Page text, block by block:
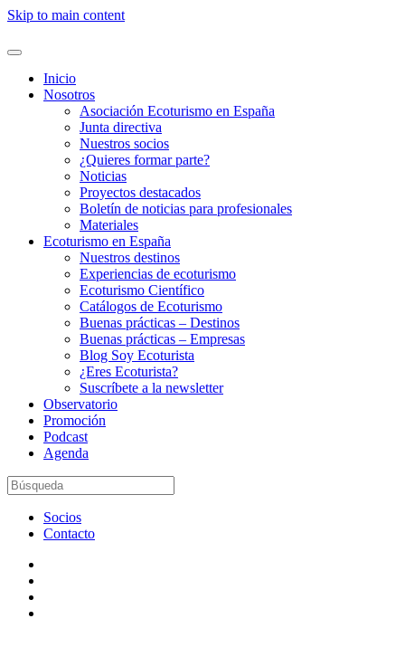
Skip to main content
Inicio
Nosotros
Asociación Ecoturismo en España
Junta directiva
Nuestros socios
¿Quieres formar parte?
Noticias
Proyectos destacados
Boletín de noticias para profesionales
Materiales
Ecoturismo en España
Nuestros destinos
Experiencias de ecoturismo
Ecoturismo Científico
Catálogos de Ecoturismo
Buenas prácticas – Destinos
Buenas prácticas – Empresas
Blog Soy Ecoturista
¿Eres Ecoturista?
Suscríbete a la newsletter
Observatorio
Promoción
Podcast
Agenda
Socios
Contacto